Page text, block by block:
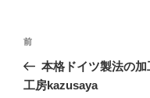
投
ナ
前
の
投
前
本格ドイツ製法の
工房kazusaya